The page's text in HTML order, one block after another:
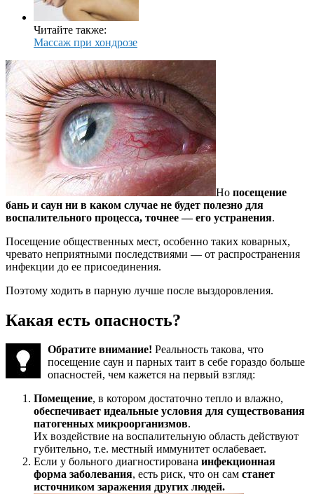
Читайте также:
Массаж при хондрозе
Но посещение
бань и саун ни в каком случае не будет полезно для
воспалительного процесса, точнее — его устранения.
Посещение общественных мест, особенно таких коварных,
чревато неприятными последствиями — от распространения
инфекции до ее присоединения.
Поэтому ходить в парную лучше после выздоровления.
Какая есть опасность?
Обратите внимание! Реальность такова, что
посещение саун и парных таит в себе гораздо больше
опасностей, чем кажется на первый взгляд:
Помещение, в котором достаточно тепло и влажно,
обеспечивает идеальные условия для существования
патогенных микроорганизмов.
Их воздействие на воспалительную область действуют
губительно, т.е. местный иммунитет ослабевает.
Если у больного диагностирована инфекционная
форма заболевания, есть риск, что он сам станет
источником заражения других людей.